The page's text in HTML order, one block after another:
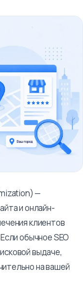
—
и онлайн-
клиентов
обычное SEO
выдаче,
на вашей